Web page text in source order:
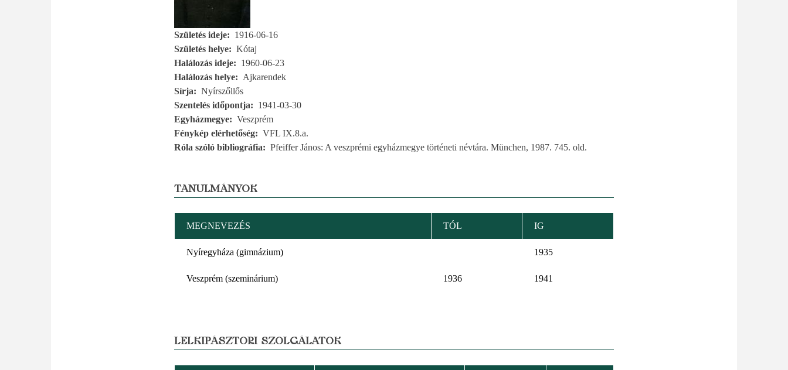
Születés ideje
1916-06-16
Születés helye
Kótaj
Halálozás ideje
1960-06-23
Halálozás helye
Ajkarendek
Sírja
Nyírszőllős
Szentelés időpontja
1941-03-30
Egyházmegye
Veszprém
Fénykép elérhetőség
VFL IX.8.a.
Róla szóló bibliográfia
Pfeiffer János: A veszprémi egyházmegye történeti névtára. München, 1987. 745. old.
TANULMÁNYOK
MEGNEVEZÉS TÓL IG
Nyíregyháza (gimnázium) 1935
Veszprém (szeminárium) 1936 1941
LELKIPÁSZTORI SZOLGÁLATOK